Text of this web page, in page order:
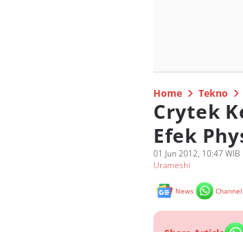
Home Tekno
Crytek
Efek
01 Jun 2012, 10:47 WIB
Urameshi
News Channel